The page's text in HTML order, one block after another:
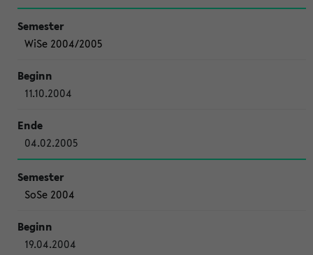
WiSe 2004/2005
11.10.2004
04.02.2005
SoSe 2004
19.04.2004